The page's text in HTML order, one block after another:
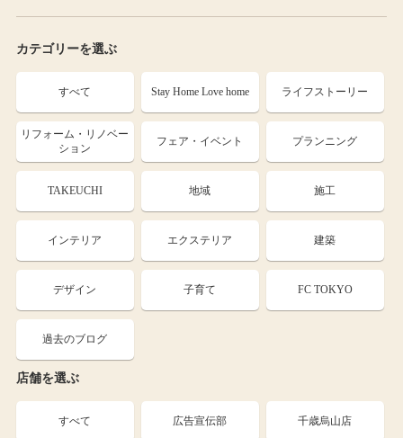
カテゴリーを選ぶ
すべて Stay Home Love home ライフストーリー
リフォーム・リノベー
ション
フェア・イベント プランニング
TAKEUCHI 地域 施工
インテリア エクステリア 建築
デザイン 子育て FC TOKYO
過去のブログ
店舗を選ぶ
すべて 広告宣伝部 千歳烏山店